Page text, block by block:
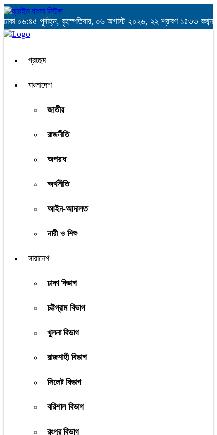
ঢাকা ০৬:৪৫ পূর্বাহ্ন, বৃহস্পতিবার, ০৬ অগাস্ট ২০২৬, ২২ শ্রাবণ ১৪৩৩ বঙ্গাব্দ
প্রচ্ছদ
বাংলাদেশ
জাতীয়
রাজনীতি
অপরাধ
অর্থনীতি
আইন-আদালত
নারী ও শিশু
সারাদেশ
ঢাকা বিভাগ
চট্টগ্রাম বিভাগ
খুলনা বিভাগ
রাজশাহী বিভাগ
সিলেট বিভাগ
বরিশাল বিভাগ
রংপুর বিভাগ